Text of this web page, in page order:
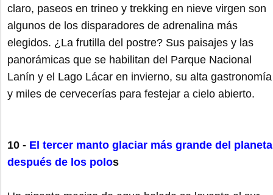
claro, paseos en trineo y trekking en nieve virgen son
algunos de los disparadores de adrenalina más
elegidos. ¿La frutilla del postre? Sus paisajes y las
panorámicas que se habilitan del Parque Nacional
Lanín y el Lago Lácar en invierno, su alta gastronomía
y miles de cervecerías para festejar a cielo abierto.
10 - El tercer manto glaciar más grande del planeta
después de los polos